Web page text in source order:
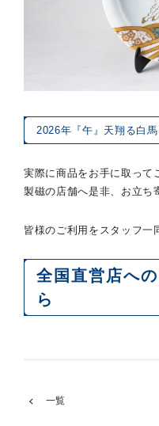
2026年『午』天翔る白
実際に商品をお手に取って
製磁の店舗へ是非、お立ち
皆様のご利用をスタッフ一
全国直営店へ
ら
一覧